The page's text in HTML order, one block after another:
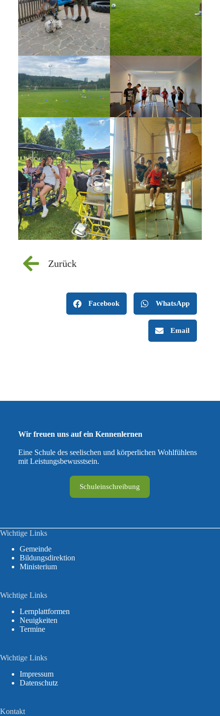
Zurück
Facebook WhatsApp
Email
Wir freuen uns auf ein Kennenlernen
Eine Schule des seelischen und körperlichen Wohlfühlens
mit Leistungsbewusstsein.
Schuleinschreibung
Wichtige Links
Gemeinde
Bildungsdirektion
Ministerium
Wichtige Links
Lernplattformen
Neuigkeiten
Termine
Wichtige Links
Impressum
Datenschutz
Kontakt